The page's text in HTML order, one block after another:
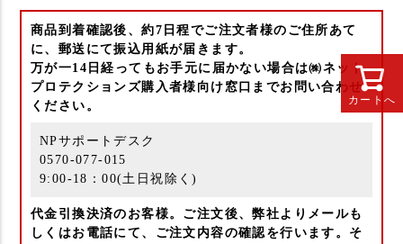
カートへ
商品到着確認後、約7日程でご注文者様のご住所あて
に、郵送にて振込用紙が届きます。
万が一14日経ってもお手元に届かない場合は㈱ネット
プロテクションズ購入者様向け窓口までお問い合わせ
ください。
NPサポートデスク
0570-077-015
9:00-18：00(土日祝除く)
代金引換決済のお客様。ご注文後、弊社よりメールも
しくはお電話にて、ご注文内容の確認を行います。そ